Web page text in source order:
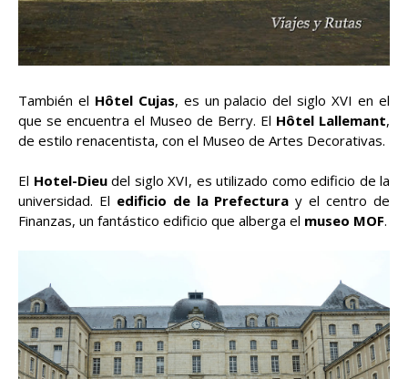
También el Hôtel Cujas, es un palacio del siglo XVI en el
que se encuentra el Museo de Berry. El Hôtel Lallemant,
de estilo renacentista, con el Museo de Artes Decorativas.
El Hotel-Dieudel siglo XVI, es utilizado como edificio de la
universidad. El edificio de la Prefectura y el centro de
Finanzas, un fantástico edificio que alberga el museo MOF.